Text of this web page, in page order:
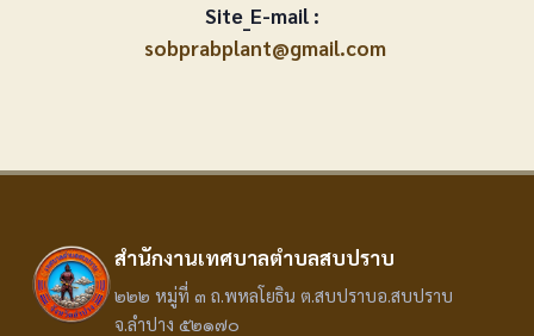
Site_E-mail :
sobprabplant@gmail.com
สำนักงานเทศบาลตำบลสบปราบ
๒๒๒ หมู่ที่ ๓ ถ.พหลโยธิน ต.สบปราบอ.สบปราบ
จ.ลำปาง ๕๒๑๗๐